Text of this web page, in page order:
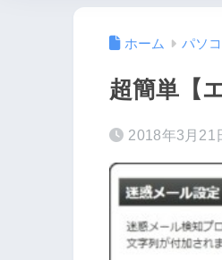
ホーム パソ
超簡単【
2018年3月21